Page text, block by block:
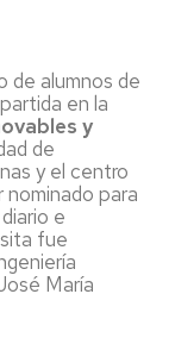
de alumnos de
en la
y
de
y el centro
nominado para
e
fue
María